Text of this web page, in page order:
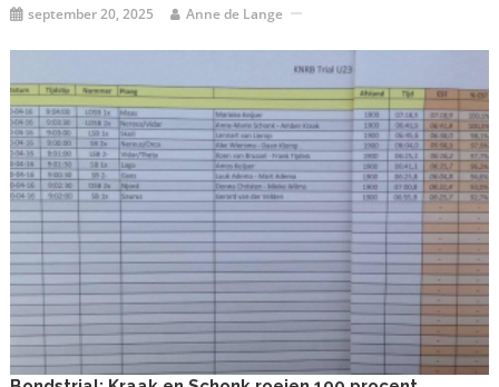
september 20, 2025 Anne de Lange